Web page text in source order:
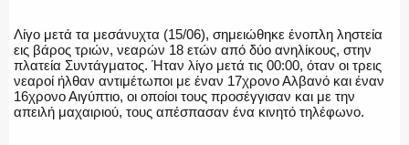
ΛΙΜΕΝΙΚΟ
Λίγο μετά τα μεσάνυχτα (15/06), σημειώθηκε ένοπλη ληστεία
εις βάρος τριών, νεαρών 18 ετών από δύο ανηλίκους, στην
πλατεία Συντάγματος. Ήταν λίγο μετά τις 00:00, όταν οι τρεις
νεαροί ήλθαν αντιμέτωποι με έναν 17χρονο Αλβανό και έναν
16χρονο Αιγύπτιο, οι οποίοι τους προσέγγισαν και με την
απειλή μαχαιριού, τους απέσπασαν ένα κινητό τηλέφωνο.